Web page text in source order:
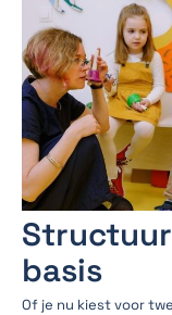
basis
Of je nu kiest voor